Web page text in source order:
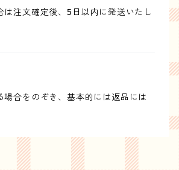
は注文確定後、5日以内に発送いたし
場合をのぞき、基本的には返品には